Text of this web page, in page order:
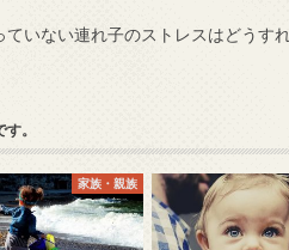
ていない連れ子のストレスはどうす
。
家族・親族